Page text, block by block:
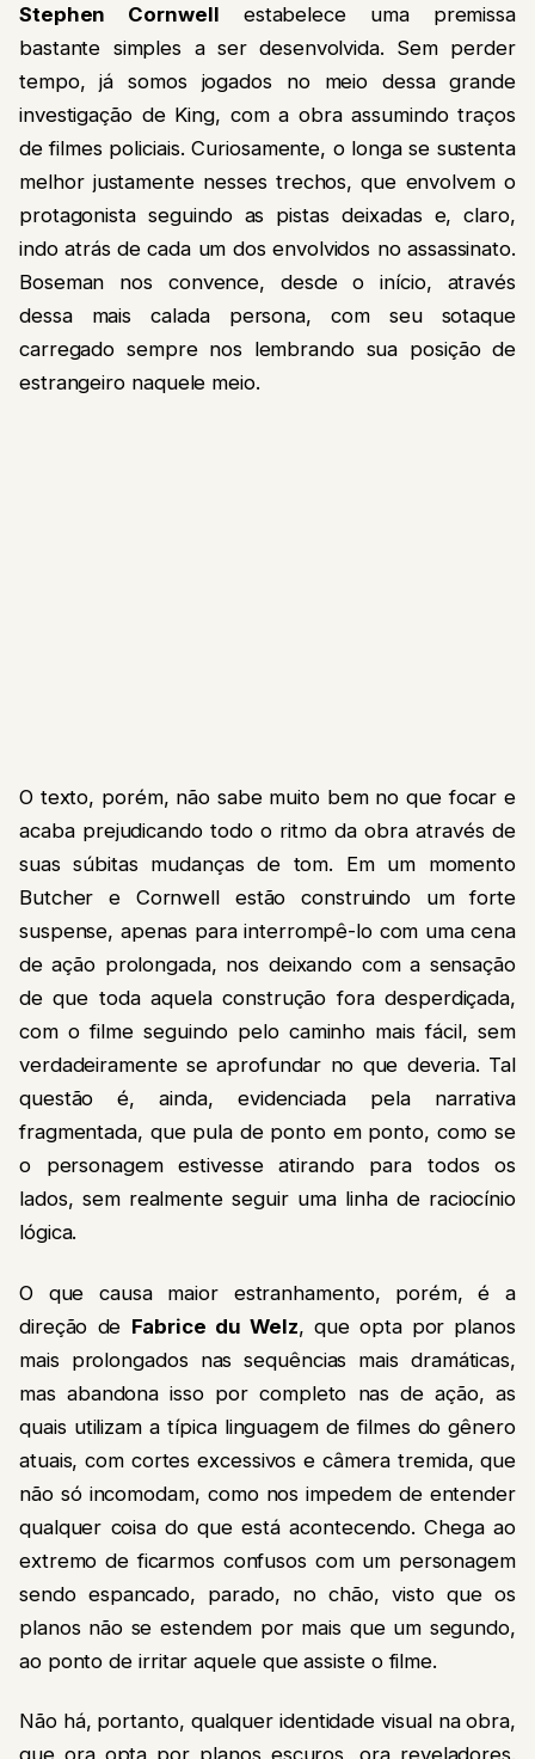
Stephen Cornwell estabelece uma premissa
bastante simples a ser desenvolvida. Sem perder
tempo, já somos jogados no meio dessa grande
investigação de King, com a obra assumindo traços
de filmes policiais. Curiosamente, o longa se sustenta
melhor justamente nesses trechos, que envolvem o
protagonista seguindo as pistas deixadas e, claro,
indo atrás de cada um dos envolvidos no assassinato.
Boseman nos convence, desde o início, através
dessa mais calada persona, com seu sotaque
carregado sempre nos lembrando sua posição de
estrangeiro naquele meio.
O texto, porém, não sabe muito bem no que focar e
acaba prejudicando todo o ritmo da obra através de
suas súbitas mudanças de tom. Em um momento
Butcher e Cornwell estão construindo um forte
suspense, apenas para interrompê-lo com uma cena
de ação prolongada, nos deixando com a sensação
de que toda aquela construção fora desperdiçada,
com o filme seguindo pelo caminho mais fácil, sem
verdadeiramente se aprofundar no que deveria. Tal
questão é, ainda, evidenciada pela narrativa
fragmentada, que pula de ponto em ponto, como se
o personagem estivesse atirando para todos os
lados, sem realmente seguir uma linha de raciocínio
lógica.
O que causa maior estranhamento, porém, é a
direção de Fabrice du Welz, que opta por planos
mais prolongados nas sequências mais dramáticas,
mas abandona isso por completo nas de ação, as
quais utilizam a típica linguagem de filmes do gênero
atuais, com cortes excessivos e câmera tremida, que
não só incomodam, como nos impedem de entender
qualquer coisa do que está acontecendo. Chega ao
extremo de ficarmos confusos com um personagem
sendo espancado, parado, no chão, visto que os
planos não se estendem por mais que um segundo,
ao ponto de irritar aquele que assiste o filme.
Não há, portanto, qualquer identidade visual na obra,